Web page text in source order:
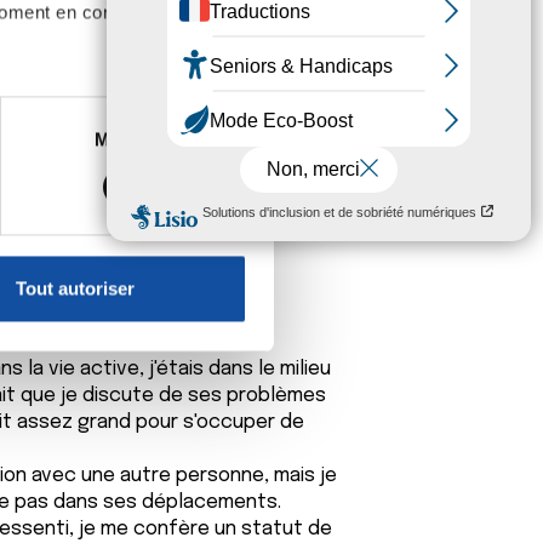
en consultant la
à plusieurs mètres près
reportez-vous à lasection «
sur les cookies.
informations que
Marketing
Tout autoriser
confère un statut à part, une
aurait pu avoir, et que, d'un
différent des autres ? A
la vie active, j'étais dans le milieu
que je discute de ses problèmes
assez grand pour s'occuper de
avec une autre personne, mais je
pas dans ses déplacements.
je me confère un statut de